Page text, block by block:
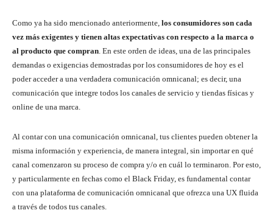
Como ya ha sido mencionado anteriormente, los consumidores son cada
vez más exigentes y tienen altas expectativas con respecto a la marca o
al producto que compran . En este orden de ideas, una de las principales
demandas o exigencias demostradas por los consumidores de hoy es el
poder acceder a una verdadera comunicación omnicanal; es decir, una
comunicación que integre todos los canales de servicio y tiendas físicas y
online de una marca.
Al contar con una comunicación omnicanal, tus clientes pueden obtener la
misma información y experiencia, de manera integral, sin importar en qué
canal comenzaron su proceso de compra y/o en cuál lo terminaron. Por esto,
y particularmente en fechas como el Black Friday, es fundamental contar
con una plataforma de comunicación omnicanal que ofrezca una UX fluida
a través de todos tus canales.